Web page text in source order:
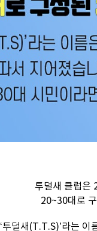
투덜새 클럽은
20~30대로
‘투덜새(T.T.S)’라는